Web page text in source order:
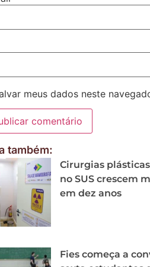
meus dados neste
também:
Cirurgias
no SUS crescem
em dez anos
Fies começa a